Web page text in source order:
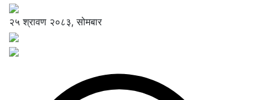
२५ श्रावण २०८३, सोमबार